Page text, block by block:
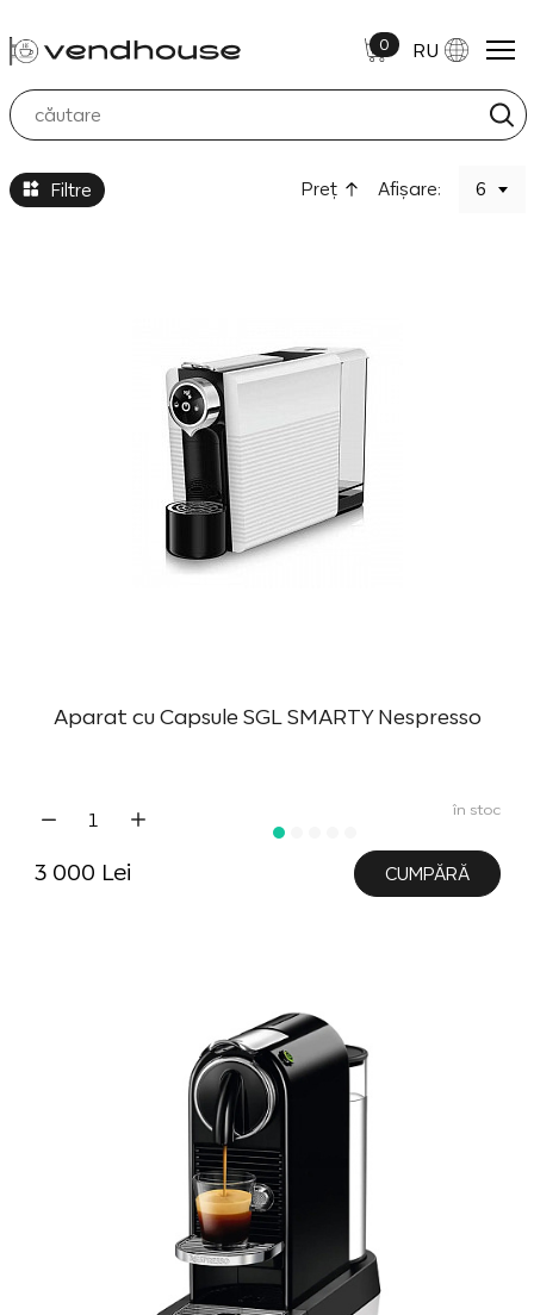
0 RU
Aparate de Cafea
Filtre Preţ Afișare: 6
Aparat cu Capsule SGL SMARTY Nespresso
în stoc
3 000 Lei CUMPĂRĂ